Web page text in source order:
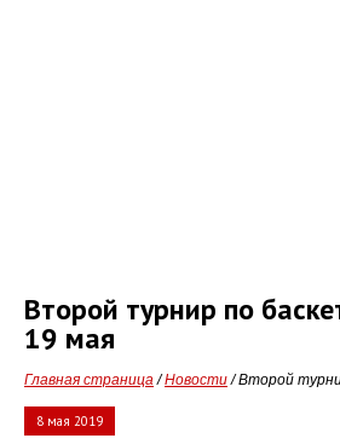
Второй турнир по
19 мая
Главная страница/Новости/ Второй
8 мая 2019